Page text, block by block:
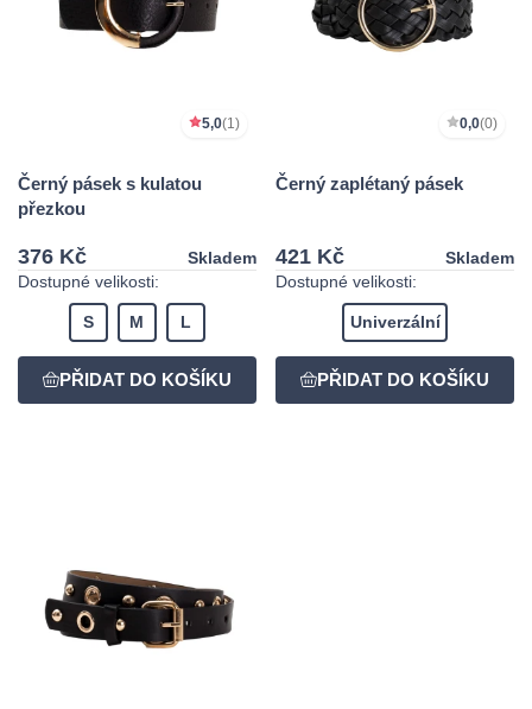
5,0(1)
Černý pásek s kulatou
přezkou
376 Kč
Skladem
Dostupné velikosti:
S M L
0,0(0)
Černý zaplétaný pásek
421 Kč
Skladem
Dostupné velikosti:
Univerzální